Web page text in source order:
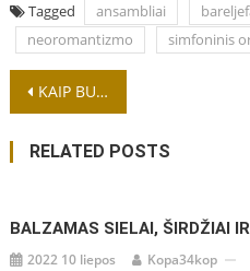
Tagged ansambliai
neoromantizmo
simfoninis
Navigacija
tarp
įrašų
KAIP BUVO IŠRASTA GUMA?
RELATED POSTS
BALZAMAS SIELAI, ŠIRDŽIAI
2022 10 liepos Kopa34kop